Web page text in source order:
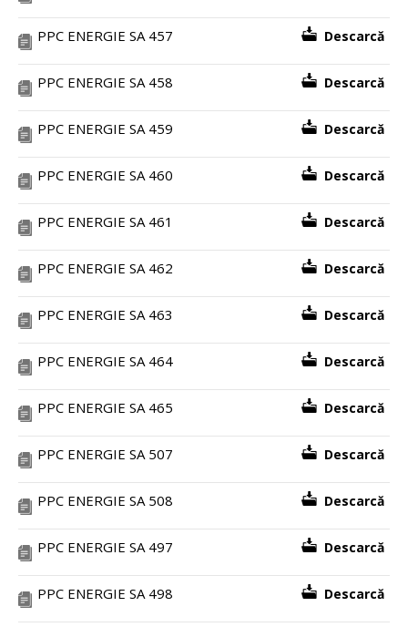
PPC ENERGIE SA 457 Descarcă
PPC ENERGIE SA 458 Descarcă
PPC ENERGIE SA 459 Descarcă
PPC ENERGIE SA 460 Descarcă
PPC ENERGIE SA 461 Descarcă
PPC ENERGIE SA 462 Descarcă
PPC ENERGIE SA 463 Descarcă
PPC ENERGIE SA 464 Descarcă
PPC ENERGIE SA 465 Descarcă
PPC ENERGIE SA 507 Descarcă
PPC ENERGIE SA 508 Descarcă
PPC ENERGIE SA 497 Descarcă
PPC ENERGIE SA 498 Descarcă